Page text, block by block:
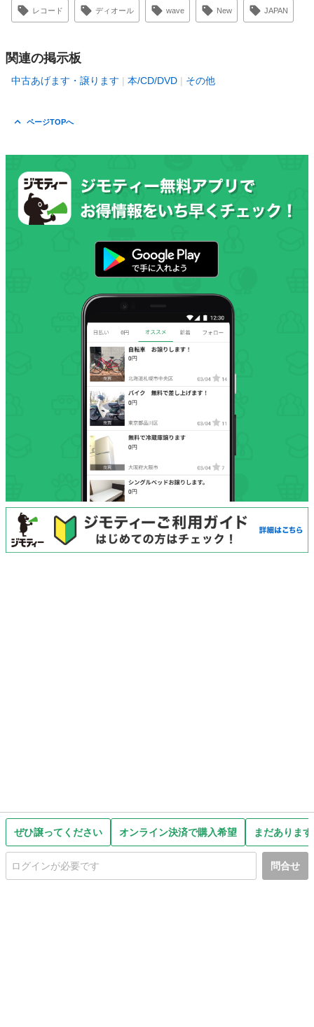
ぜひ譲ってください オンライン決済で購入希望 まだありま
問合せ
レコード ディオール wave New JAPAN
関連の掲示板
中古あげます・譲ります 本/CD/DVD その他
ページTOPへ